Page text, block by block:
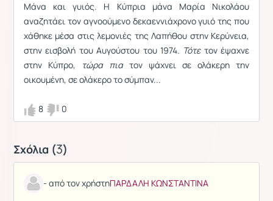
Μάνα και γυιός. Η Κύπρια μάνα Μαρία Νικολάου
αναζητάει τον αγνοούμενο δεκαεννιάχρονο γυιό της που
χάθηκε μέσα στις λεμονιές της Λαπήθου στην Κερύνεια,
στην εισβολή του Αυγούστου του 1974. Τότετον έψαχνε
στην Κύπρο,
τώρα πιατον ψάχνει σε ολάκερη την
οικουμένη, σε ολάκερο το σύμπαν...
8 0
Σχόλια (3)
- από τον χρήστηΠΑΡΔΑΛΗ ΚΩΝΣΤΑΝΤΙΝΑ